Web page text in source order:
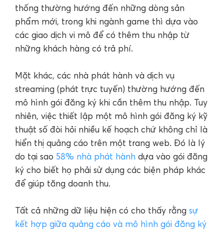
thống thường hướng đến những dòng sản
phẩm mới, trong khi ngành game thì dựa vào
các giao dịch vi mô để có thêm thu nhập từ
những khách hàng có trả phí.
Mặt khác, các nhà phát hành và dịch vụ
streaming (phát trực tuyến) thường hướng đến
mô hình gói đăng ký khi cần thêm thu nhập. Tuy
nhiên, việc thiết lập một mô hình gói đăng ký kỹ
thuật số đòi hỏi nhiều kế hoạch chứ không chỉ là
hiển thị quảng cáo trên một trang web. Đó là lý
do tại sao 58% nhà phát hành dựa vào gói đăng
ký cho biết họ phải sử dụng các biện pháp khác
để giúp tăng doanh thu.
Tất cả những dữ liệu hiện có cho thấy rằng sự
kết hợp giữa quảng cáo và mô hình gói đăng ký